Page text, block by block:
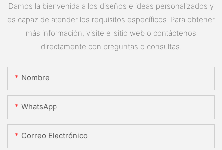
Damos la bienvenida a los diseños e ideas personalizados y
es capaz de atender los requisitos específicos. Para obtener
más información, visite el sitio web o contáctenos
directamente con preguntas o consultas.
Nombre
WhatsApp
Correo Electrónico